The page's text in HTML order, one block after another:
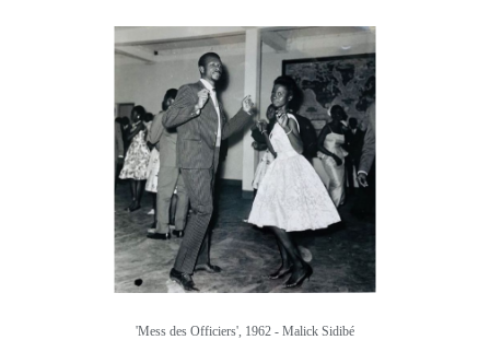
'Mess des Officiers', 1962 - Malick Sidibé